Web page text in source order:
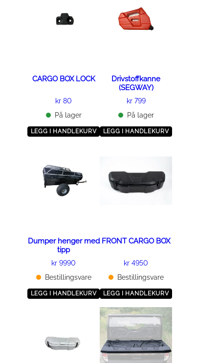
CARGO BOX LOCK
kr 80
På lager
LEGG I HANDLEKURV
Drivstoffkanne
(SEGWAY)
kr799
På lager
LEGG I HANDLEKURV
Dumper henger med
tipp
kr 9990
Bestillingsvare
LEGG I HANDLEKURV
FRONT CARGO BOX
kr 4950
Bestillingsvare
LEGG I HANDLEKURV